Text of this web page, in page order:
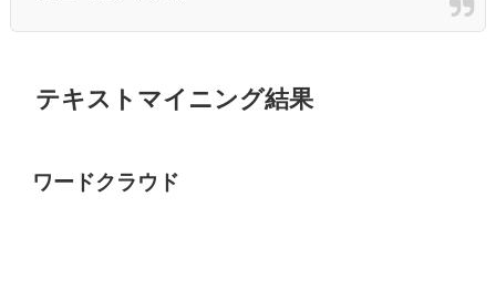
テキストマイニング結果
ワードクラウド